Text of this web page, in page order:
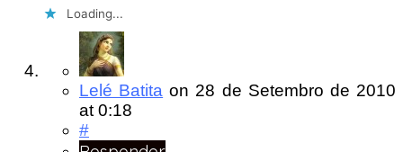
Loading...
Lelé Batita on 28 de Setembro de 2010
at 0:18
#